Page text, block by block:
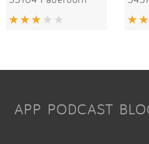
APP PODCAST